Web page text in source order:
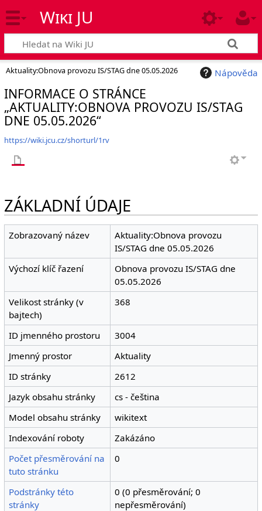
Wiki JU
Nápověda
Aktuality:Obnova provozu IS/STAG dne 05.05.2026
INFORMACE O STRÁNCE
„AKTUALITY:OBNOVA PROVOZU IS/STAG
DNE 05.05.2026“
https://wiki.jcu.cz/shorturl/1rv
ZÁKLADNÍ ÚDAJE
Zobrazovaný název
Aktuality:Obnova provozu
IS/STAG dne 05.05.2026
Výchozí klíč řazení
Obnova provozu IS/STAG dne
05.05.2026
Velikost stránky (v
bajtech)
368
ID jmenného prostoru
3004
Jmenný prostor
Aktuality
ID stránky
2612
Jazyk obsahu stránky
cs - čeština
Model obsahu stránky
wikitext
Indexování roboty
Zakázáno
Počet přesměrování na
tuto stránku
0
Podstránky této
stránky
0 (0 přesměrování; 0
nepřesměrování)